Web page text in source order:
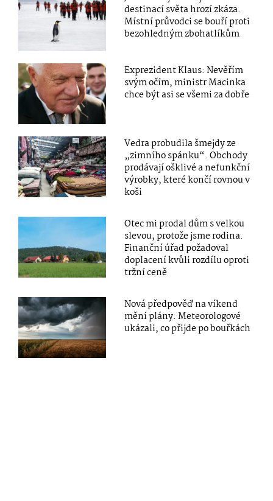
destinací světa hrozí zkáza.
Místní průvodci se bouří proti
bezohledným zbohatlíkům
Exprezident Klaus: Nevěřím
svým očím, ministr Macinka
chce být asi se všemi za dobře
Vedra probudila šmejdy ze
„zimního spánku“. Obchody
prodávají ošklivé a nefunkční
výrobky, které končí rovnou v
koši
Otec mi prodal dům s velkou
slevou, protože jsme rodina.
Finanční úřad požadoval
doplacení kvůli rozdílu oproti
tržní ceně
Nová předpověď na víkend
mění plány. Meteorologové
ukázali, co přijde po bouřkách